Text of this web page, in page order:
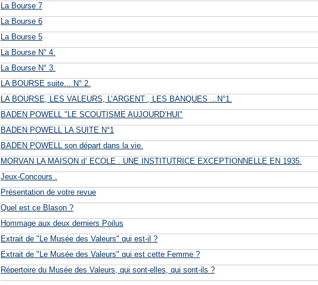
La Bourse 7
La Bourse 6
La Bourse 5
La Bourse N° 4.
La Bourse N° 3.
LA BOURSE suite... N° 2.
LA BOURSE, LES VALEURS, L’ARGENT , LES BANQUES ...N°1.
BADEN POWELL "LE SCOUTISME AUJOURD’HUI"
BADEN POWELL LA SUITE N°1
BADEN POWELL son départ dans la vie.
MORVAN LA MAISON d’ ECOLE . UNE INSTITUTRICE EXCEPTIONNELLE EN 1935.
Jeux-Concours .
Présentation de votre revue
Quel est ce Blason ?
Hommage aux deux derniers Poilus
Extrait de "Le Musée des Valeurs" qui est-il ?
Extrait de "Le Musée des Valeurs" qui est cette Femme ?
Répertoire du Musée des Valeurs, qui sont-elles, qui sont-ils ?